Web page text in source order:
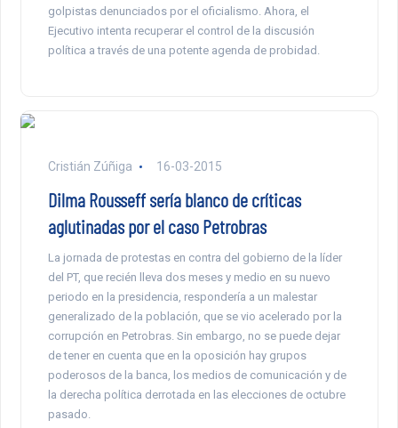
golpistas denunciados por el oficialismo. Ahora, el
Ejecutivo intenta recuperar el control de la discusión
política a través de una potente agenda de probidad.
Cristián Zúñiga 16-03-2015
Dilma Rousseff sería blanco de críticas
aglutinadas por el caso Petrobras
La jornada de protestas en contra del gobierno de la líder
del PT, que recién lleva dos meses y medio en su nuevo
periodo en la presidencia, respondería a un malestar
generalizado de la población, que se vio acelerado por la
corrupción en Petrobras. Sin embargo, no se puede dejar
de tener en cuenta que en la oposición hay grupos
poderosos de la banca, los medios de comunicación y de
la derecha política derrotada en las elecciones de octubre
pasado.